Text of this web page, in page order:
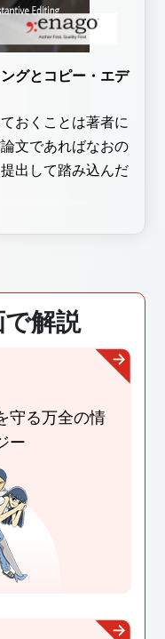
グとコピー・エデ
おくことは著者に
文であればなおの
出して踏み込んだ
解説
守る万全の情
ー